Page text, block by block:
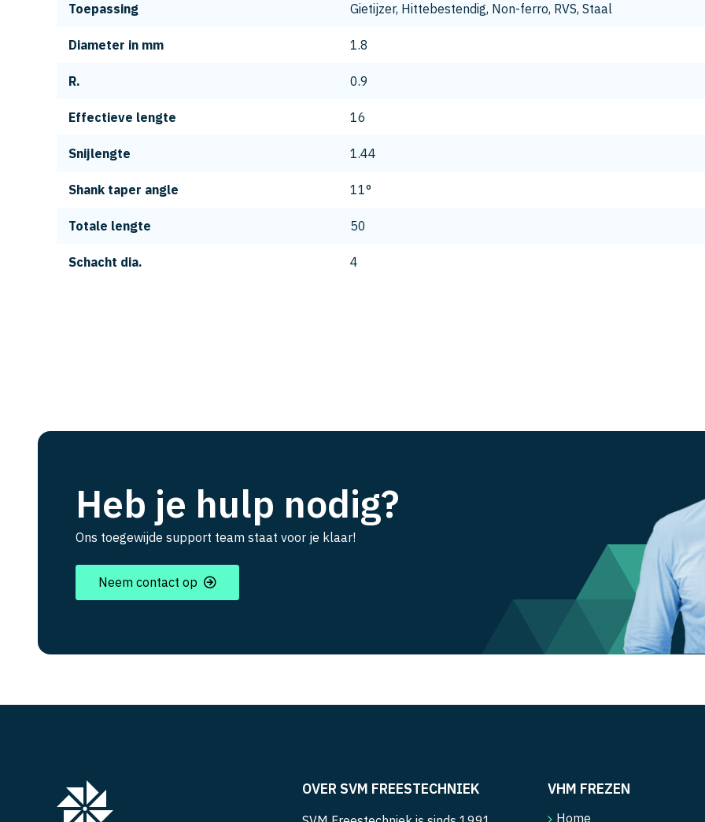
Toepassing Gietijzer, Hittebestendig, Non-ferro, RVS, Staal
Diameter in mm 1.8
R. 0.9
Effectieve lengte 16
Snijlengte 1.44
Shank taper angle 11°
Totale lengte 50
Schacht dia. 4
Heb je hulp nodig?
Ons toegewijde support team staat voor je klaar!
Neem contact op
OVER SVM FREESTECHNIEK VHM FREZEN
Home